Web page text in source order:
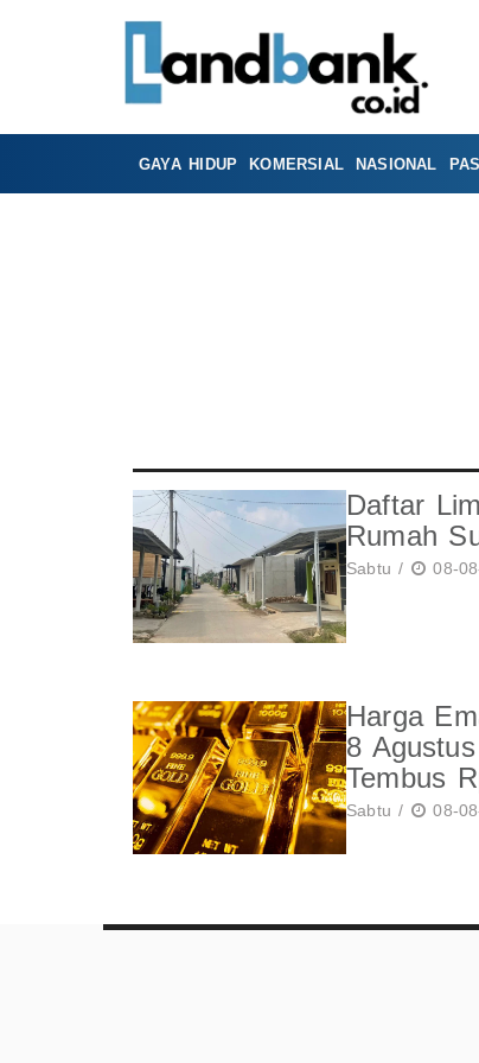
GAYA HIDUP KOMERSIAL NASIONAL
Daftar
Rumah
Sabtu / 08-
Harga
8
Tembus
Sabtu / 08-